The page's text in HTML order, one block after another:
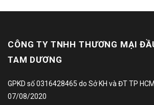
CÔNG TY TNHH THƯƠNG MẠI
TAM DƯƠNG
GPKD số 0316428465 do Sở KH và ĐT TP
07/08/2020